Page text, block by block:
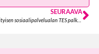
SEURAAVA
Yksityisen sosiaalipalvelualan TES palkka